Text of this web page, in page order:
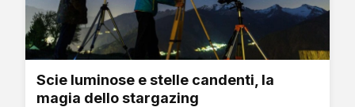
Scie luminose e stelle candenti, la
magia dello stargazing